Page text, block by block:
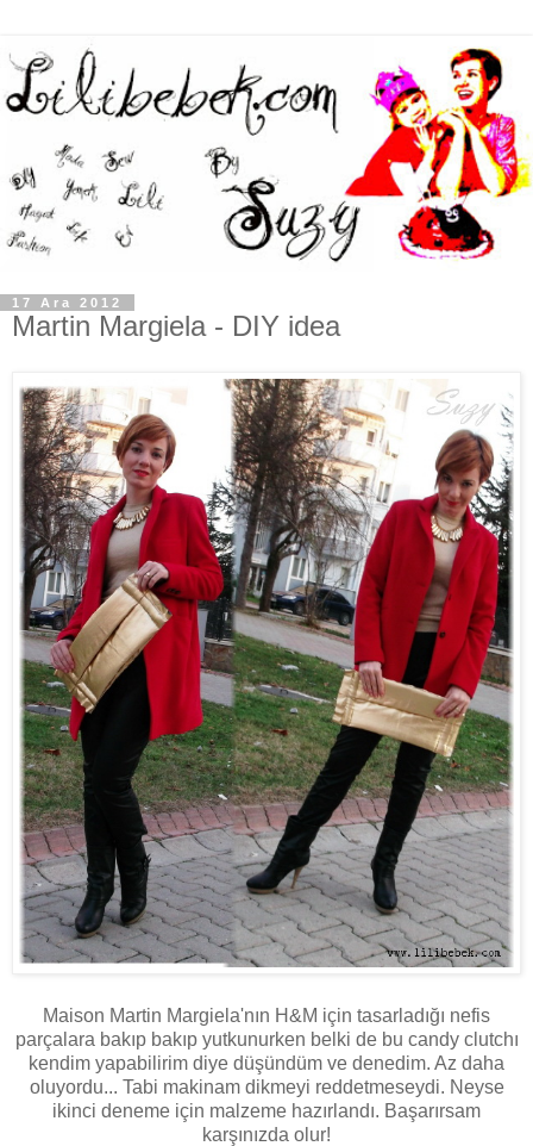
17 Ara 2012
Martin Margiela - DIY idea
Maison Martin Margiela'nın H&M için tasarladığı nefis
parçalara bakıp bakıp yutkunurken belki de bu candy clutchı
kendim yapabilirim diye düşündüm ve denedim. Az daha
oluyordu... Tabi makinam dikmeyi reddetmeseydi. Neyse
ikinci deneme için malzeme hazırlandı. Başarırsam
karşınızda olur!